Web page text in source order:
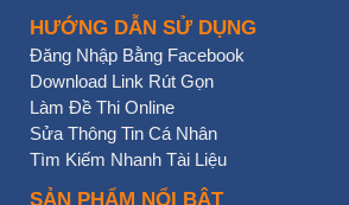
HƯỚNG DẪN SỬ DỤNG
Đăng Nhập Bằng Facebook
Download Link Rút Gọn
Làm Đề Thi Online
Sửa Thông Tin Cá Nhân
Tìm Kiếm Nhanh Tài Liệu
SẢN PHẨM NỔI BẬT